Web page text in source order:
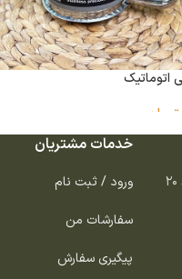
اتوماتیک
تومان
خدمات مشتریان
ورود / ثبت نام
سفارشات من
پیگیری سفارش